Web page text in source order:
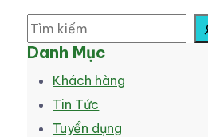
Danh Mục
Khách hàng
Tin Tức
Tuyển dụng